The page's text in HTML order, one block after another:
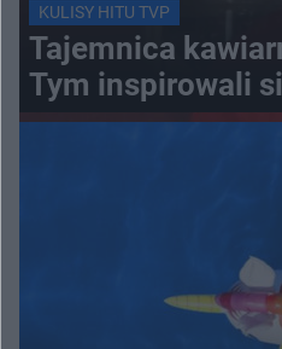
KULISY HITU TVP
Tajemnica
Tym inspirowali